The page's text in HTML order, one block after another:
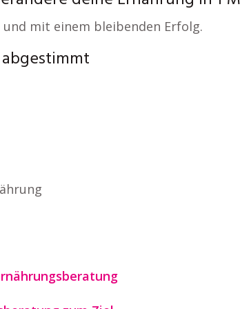
und mit einem bleibenden Erfolg.